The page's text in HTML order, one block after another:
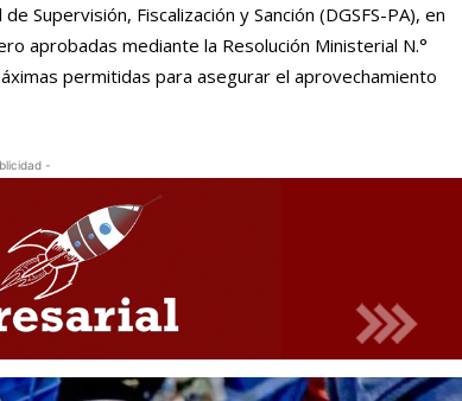
Supervisión, Fiscalización y Sanción (DGSFS-PA), en
aprobadas mediante la Resolución Ministerial N.°
permitidas para asegurar el aprovechamiento
-